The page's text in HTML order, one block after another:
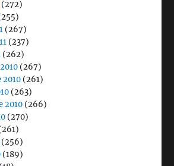
(272)
(267)
(237)
(262)
(267)
2010 (261)
(263)
2010 (266)
(270)
(256)
(189)